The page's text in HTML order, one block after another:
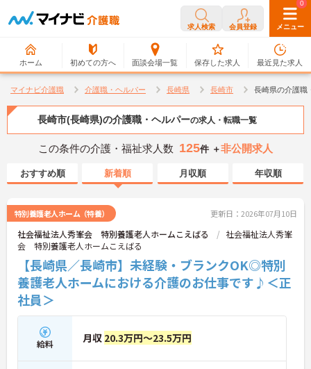
求人検索 会員登録 メニュー
ホーム 初めての方へ 面談会場一覧
0
保存した求人
0
最近見た求人
マイナビ介護職 介護職・ヘルパー 長崎県 長崎市 長崎県の介護職
長崎市(長崎県)の介護職・ヘルパーの求人・転職一覧
この条件の介護・福祉求人数 125件 ＋非公開求人
おすすめ順 新着順 月収順 年収順
特別養護老人ホーム（特養） 更新日：2026年07月10日
社会福祉法人秀峯会 特別養護老人ホームこえばる
社会福祉法人秀峯
会 特別養護老人ホームこえばる
【長崎県／長崎市】未経験・ブランクOK◎特別
養護老人ホームにおける介護のお仕事です♪＜正
社員＞
給料 月収 20.3万円～23.5万円